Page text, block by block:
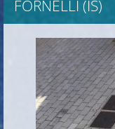
FORNELLI (IS)